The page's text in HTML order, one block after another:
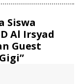
Siswa
Al Irsyad
Guest